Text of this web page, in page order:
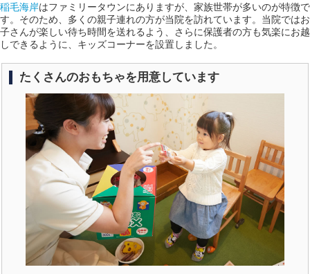
稲毛海岸はファミリータウンにありますが、家族世帯が多いのが特徴で
す。そのため、多くの親子連れの方が当院を訪れています。当院ではお
子さんが楽しい待ち時間を送れるよう、さらに保護者の方も気楽にお越
しできるように、キッズコーナーを設置しました。
たくさんのおもちゃを用意しています